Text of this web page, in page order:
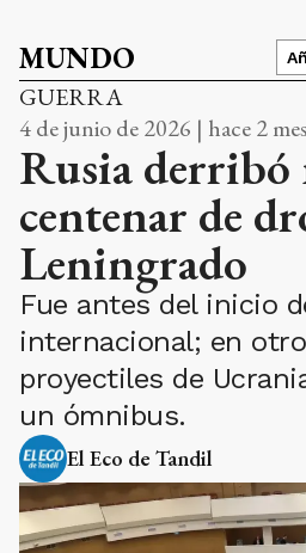
MUNDO
GUERRA
4 de junio de 2026 | hace 2
Rusia derribó
centenar de
Leningrado
Fue antes del inicio
internacional; en
proyectiles de
un ómnibus.
El Eco de Tandil